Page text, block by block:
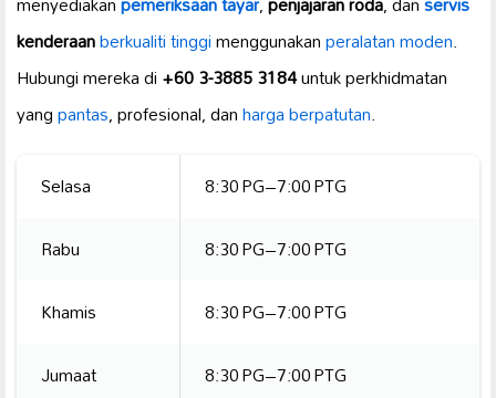
kenderaanberkualiti tinggimenggunakanperalatan moden.
Hubungi mereka di+60 3-3885 3184untuk perkhidmatan
yangpantas, profesional, danharga berpatutan.
Selasa
8:30 PG–7:00 PTG
Rabu
8:30 PG–7:00 PTG
Khamis
8:30 PG–7:00 PTG
Jumaat
8:30 PG–7:00 PTG